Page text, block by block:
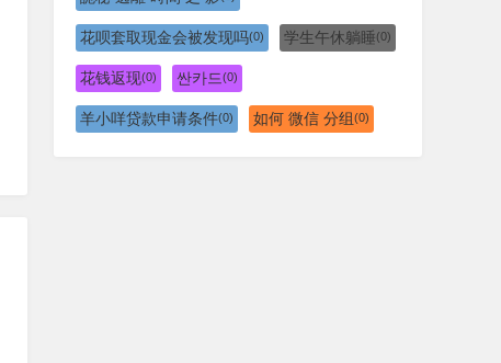
花呗套取现金会被发现吗(0) 学生午休躺睡(0)
花钱返现(0) 싼카드(0)
羊小咩贷款申请条件(0) 如何 微信 分组(0)